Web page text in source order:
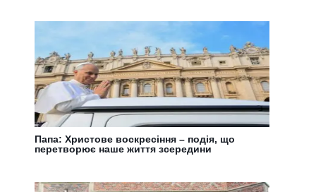
Папа: Христове воскресіння – подія, що
перетворює наше життя зсередини